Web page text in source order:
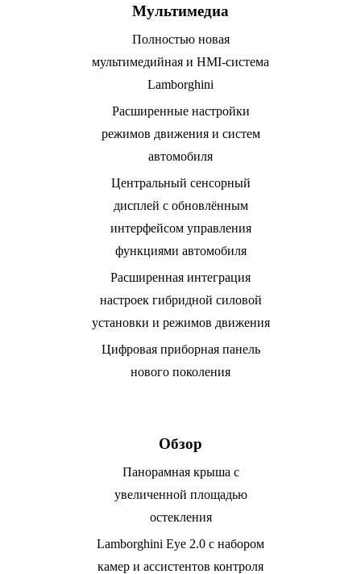
Мультимедиа
Полностью новая
мультимедийная и HMI-система
Lamborghini
Расширенные настройки
режимов движения и систем
автомобиля
Центральный сенсорный
дисплей с обновлённым
интерфейсом управления
функциями автомобиля
Расширенная интеграция
настроек гибридной силовой
установки и режимов движения
Цифровая приборная панель
нового поколения
Обзор
Панорамная крыша с
увеличенной площадью
остекления
Lamborghini Eye 2.0 с набором
камер и ассистентов контроля